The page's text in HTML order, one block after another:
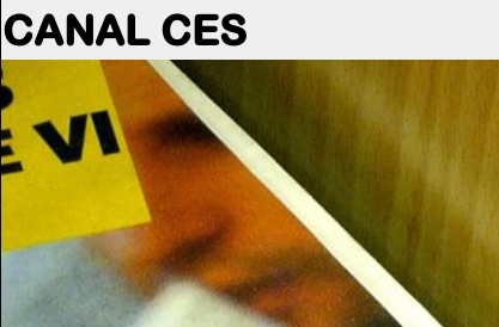
CANAL CES